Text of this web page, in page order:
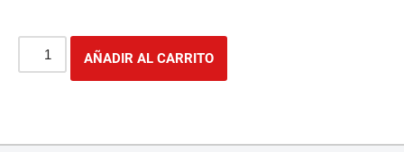
AÑADIR AL CARRITO